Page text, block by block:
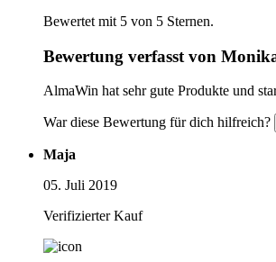
Bewertet mit 5 von 5 Sternen.
Bewertung verfasst von
AlmaWin hat sehr gute Produkte und
War diese Bewertung für dich hilfreich?
Maja
05. Juli 2019
Verifizierter Kauf